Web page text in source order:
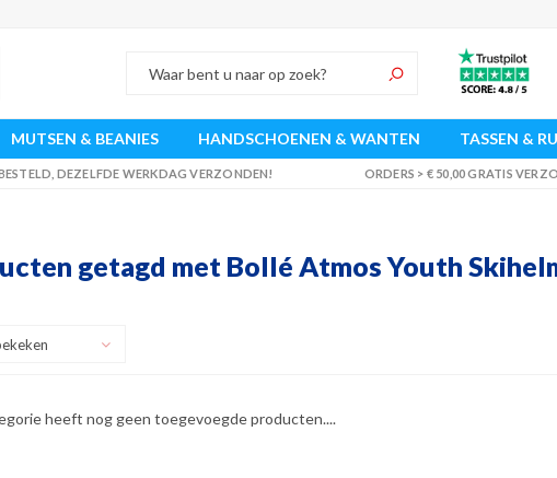
MUTSEN & BEANIES HANDSCHOENEN & WANTEN TASSEN &
DEZELFDE WERKDAG VERZONDEN! ORDERS > € 50,00 GRATIS
getagd met Bollé Atmos Youth
heeft nog geen toegevoegde producten....